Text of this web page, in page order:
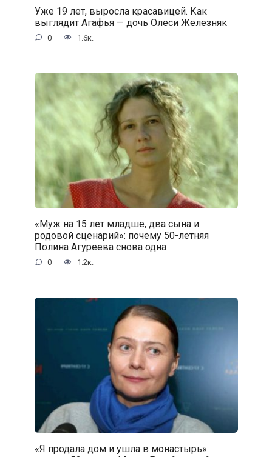
Уже 19 лет, выросла красавицей. Как
выглядит Агафья — дочь Олеси Железняк
0 1.6к.
«Муж на 15 лет младше, два сына и
родовой сценарий»: почему 50-летняя
Полина Агуреева снова одна
0 1.2к.
«Я продала дом и ушла в монастырь»: